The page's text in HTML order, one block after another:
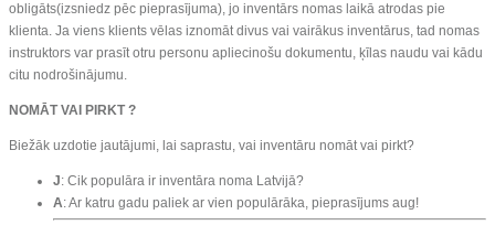
obligāts(izsniedz pēc pieprasījuma), jo inventārs nomas laikā atrodas pie
klienta. Ja viens klients vēlas iznomāt divus vai vairākus inventārus, tad nomas
instruktors var prasīt otru personu apliecinošu dokumentu, ķīlas naudu vai kādu
citu nodrošinājumu.
NOMĀT VAI PIRKT ?
Biežāk uzdotie jautājumi, lai saprastu, vai inventāru nomāt vai pirkt?
J: Cik populāra ir inventāra noma Latvijā?
A: Ar katru gadu paliek ar vien populārāka, pieprasījums aug!